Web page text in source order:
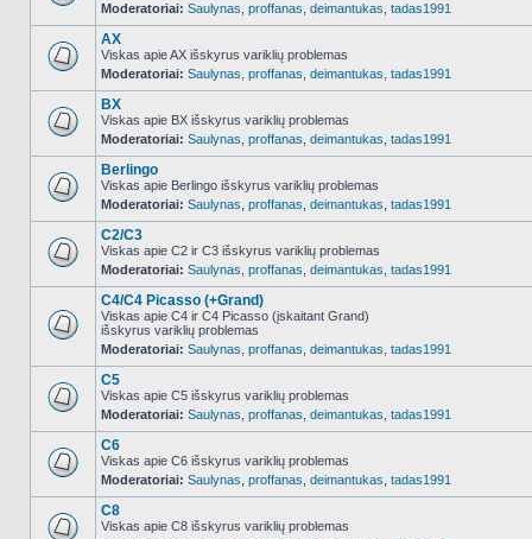
NO_UNREAD_POSTS
Moderatoriai: Saulynas proffanas deimantukas tadas1991
NO_UNREAD_POSTS
AX
Viskas apie AX išskyrus variklių problemas
Moderatoriai: Saulynas proffanas deimantukas tadas1991
NO_UNREAD_POSTS
BX
Viskas apie BX išskyrus variklių problemas
Moderatoriai: Saulynas proffanas deimantukas tadas1991
NO_UNREAD_POSTS
Berlingo
Viskas apie Berlingo išskyrus variklių problemas
Moderatoriai: Saulynas proffanas deimantukas tadas1991
NO_UNREAD_POSTS
C2/C3
Viskas apie C2 ir C3 išskyrus variklių problemas
Moderatoriai: Saulynas proffanas deimantukas tadas1991
NO_UNREAD_POSTS
C4/C4 Picasso (+Grand)
Viskas apie C4 ir C4 Picasso (įskaitant Grand)
išskyrus variklių problemas
Moderatoriai: Saulynas proffanas deimantukas tadas1991
NO_UNREAD_POSTS
C5
Viskas apie C5 išskyrus variklių problemas
Moderatoriai: Saulynas proffanas deimantukas tadas1991
NO_UNREAD_POSTS
C6
Viskas apie C6 išskyrus variklių problemas
Moderatoriai: Saulynas proffanas deimantukas tadas1991
C8
Viskas apie C8 išskyrus variklių problemas